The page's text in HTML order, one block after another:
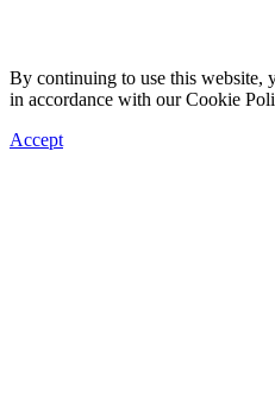
By continuing to use this website,
in accordance with our Cookie
Accept